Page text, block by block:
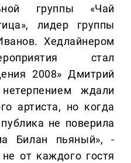
группы «Чай
лидер группы
Хедлайнером
стал
2008» Дмитрий
ждали
артиста, но когда
не поверила
Билан пьяный», -
от каждого гостя